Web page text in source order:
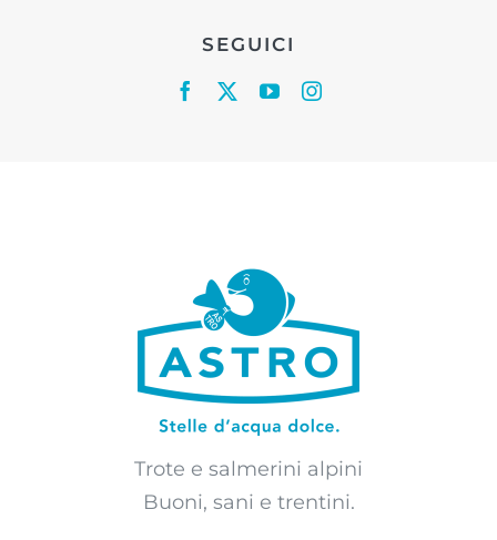
SEGUICI
Trote e salmerini alpini
Buoni, sani e trentini.